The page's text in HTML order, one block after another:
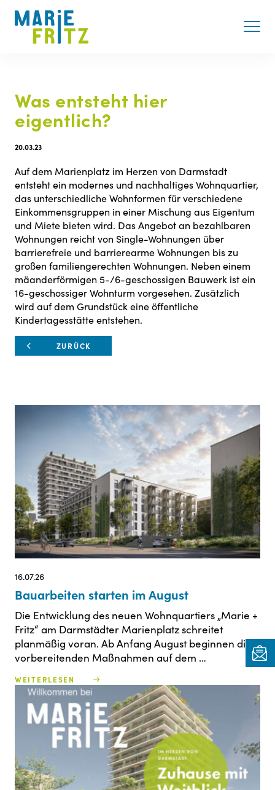
Was entsteht hier
eigentlich?
20.03.23
Auf dem Marienplatz im Herzen von Darmstadt
entsteht ein modernes und nachhaltiges Wohnquartier,
das unterschiedliche Wohnformen für verschiedene
Einkommensgruppen in einer Mischung aus Eigentum
und Miete bieten wird. Das Angebot an bezahlbaren
Wohnungen reicht von Single-Wohnungen über
barrierefreie und barrierearme Wohnungen bis zu
großen familiengerechten Wohnungen. Neben einem
mäanderförmigen 5-/6-geschossigen Bauwerk ist ein
16-geschossiger Wohnturm vorgesehen. Zusätzlich
wird auf dem Grundstück eine öffentliche
Kindertagesstätte entstehen.
ZURÜCK
16.07.26
Bauarbeiten starten im August
Die Entwicklung des neuen Wohnquartiers „Marie +
Fritz“ am Darmstädter Marienplatz schreitet
planmäßig voran. Ab Anfang August beginnen die
vorbereitenden Maßnahmen auf dem …
WEITERLESEN